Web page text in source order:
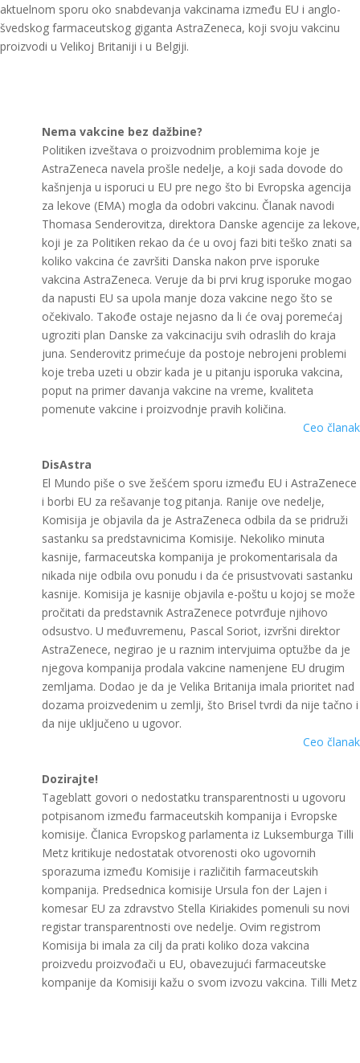
aktuelnom sporu oko snabdevanja vakcinama između EU i anglo-
švedskog farmaceutskog giganta AstraZeneca, koji svoju vakcinu
proizvodi u Velikoj Britaniji i u Belgiji.
Nema vakcine bez dažbine?
Politiken izveštava o proizvodnim problemima koje je
AstraZeneca navela prošle nedelje, a koji sada dovode do
kašnjenja u isporuci u EU pre nego što bi Evropska agencija
za lekove (EMA) mogla da odobri vakcinu. Članak navodi
Thomasa Senderovitza, direktora Danske agencije za lekove,
koji je za Politiken rekao da će u ovoj fazi biti teško znati sa
koliko vakcina će završiti Danska nakon prve isporuke
vakcina AstraZeneca. Veruje da bi prvi krug isporuke mogao
da napusti EU sa upola manje doza vakcine nego što se
očekivalo. Takođe ostaje nejasno da li će ovaj poremećaj
ugroziti plan Danske za vakcinaciju svih odraslih do kraja
juna. Senderovitz primećuje da postoje nebrojeni problemi
koje treba uzeti u obzir kada je u pitanju isporuka vakcina,
poput na primer davanja vakcine na vreme, kvaliteta
pomenute vakcine i proizvodnje pravih količina.
Ceo članak
DisAstra
El Mundo piše o sve žešćem sporu između EU i AstraZenece
i borbi EU za rešavanje tog pitanja. Ranije ove nedelje,
Komisija je objavila da je AstraZeneca odbila da se pridruži
sastanku sa predstavnicima Komisije. Nekoliko minuta
kasnije, farmaceutska kompanija je prokomentarisala da
nikada nije odbila ovu ponudu i da će prisustvovati sastanku
kasnije. Komisija je kasnije objavila e-poštu u kojoj se može
pročitati da predstavnik AstraZenece potvrđuje njihovo
odsustvo. U međuvremenu, Pascal Soriot, izvršni direktor
AstraZenece, negirao je u raznim intervjuima optužbe da je
njegova kompanija prodala vakcine namenjene EU drugim
zemljama. Dodao je da je Velika Britanija imala prioritet nad
dozama proizvedenim u zemlji, što Brisel tvrdi da nije tačno i
da nije uključeno u ugovor.
Ceo članak
Dozirajte!
Tageblatt govori o nedostatku transparentnosti u ugovoru
potpisanom između farmaceutskih kompanija i Evropske
komisije. Članica Evropskog parlamenta iz Luksemburga Tilli
Metz kritikuje nedostatak otvorenosti oko ugovornih
sporazuma između Komisije i različitih farmaceutskih
kompanija. Predsednica komisije Ursula fon der Lajen i
komesar EU za zdravstvo Stella Kiriakides pomenuli su novi
registar transparentnosti ove nedelje. Ovim registrom
Komisija bi imala za cilj da prati koliko doza vakcina
proizvedu proizvođači u EU, obavezujući farmaceutske
kompanije da Komisiji kažu o svom izvozu vakcina. Tilli Metz